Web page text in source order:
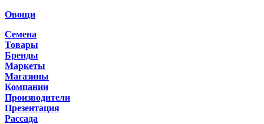
Овощи
Семена
Товары
Бренды
Маркеты
Магазины
Компании
Производители
Презентация
Рассада